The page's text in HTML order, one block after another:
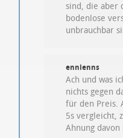
sind, die aber
bodenlose
unbrauchbar
ennienns
Ach und was
nichts gegen
für den Preis.
5s vergleicht,
Ahnung davon